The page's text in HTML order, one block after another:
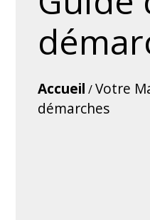
Accueil /Votre
démarches